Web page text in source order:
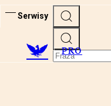
Serwisy
PRO